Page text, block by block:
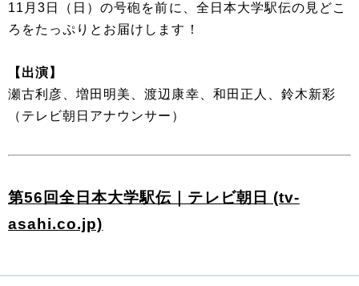
11月3日（日）の号砲を前に、全日本大学駅伝の見どこ
ろをたっぷりとお届けします！
【出演】
瀬古利彦、増田明美、渡辺康幸、和田正人、鈴木新彩
（テレビ朝日アナウンサー）
第56回全日本大学駅伝｜テレビ朝日 (tv-
asahi.co.jp)